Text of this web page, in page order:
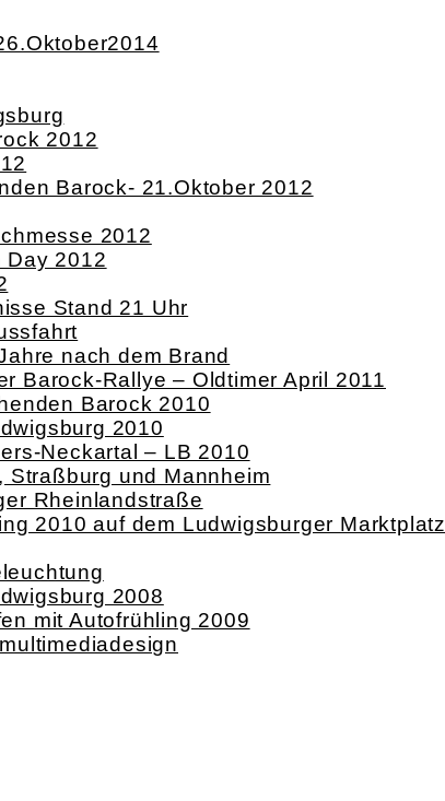
2012
Barock- 21.Oktober 2012
2012
Day 2012
Stand 21 Uhr
nach dem Brand
Barock-Rallye – Oldtimer April 2011
Barock 2010
2010
Neckartal – LB 2010
und Mannheim
Rheinlandstraße
2010 auf dem Ludwigsburger Marktplatz
2008
mit Autofrühling 2009